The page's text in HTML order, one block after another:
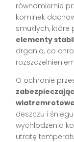
równomiernie
kominek
smukłych,
elementy
drgania, co
O ochronie
deszczu i
wychłodzenia
utratę